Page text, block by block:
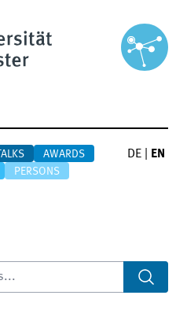
TALKS
AWARDS
PERSONS
DE EN